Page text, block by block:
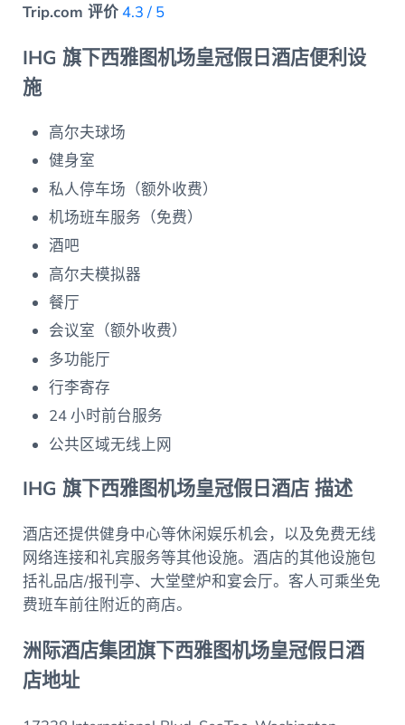
Trip.com 评价 4.3 / 5
IHG 旗下西雅图机场皇冠假日酒店便利设
施
高尔夫球场
健身室
私人停车场（额外收费）
机场班车服务（免费）
酒吧
高尔夫模拟器
餐厅
会议室（额外收费）
多功能厅
行李寄存
24 小时前台服务
公共区域无线上网
IHG 旗下西雅图机场皇冠假日酒店 描述
酒店还提供健身中心等休闲娱乐机会，以及免费无线
网络连接和礼宾服务等其他设施。酒店的其他设施包
括礼品店/报刊亭、大堂壁炉和宴会厅。客人可乘坐免
费班车前往附近的商店。
洲际酒店集团旗下西雅图机场皇冠假日酒
店地址